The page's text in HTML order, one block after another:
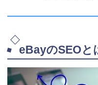
eBayのSEOと